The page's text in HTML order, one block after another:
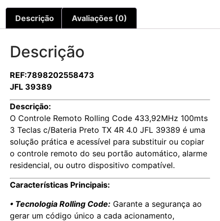
Descrição Avaliações (0)
Descrição
REF:7898202558473
JFL 39389
Descrição:
O Controle Remoto Rolling Code 433,92MHz 100mts
3 Teclas c/Bateria Preto TX 4R 4.0 JFL 39389 é uma
solução prática e acessível para substituir ou copiar
o controle remoto do seu portão automático, alarme
residencial, ou outro dispositivo compatível.
Características Principais:
• Tecnologia Rolling Code: Garante a segurança ao
gerar um código único a cada acionamento,